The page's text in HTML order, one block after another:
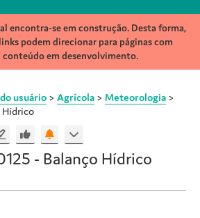
encontra-se em construção. Desta forma,
podem direcionar para páginas com
conteúdo em desenvolvimento.
usuário > Agrícola > Meteorologia >
Hídrico
- Balanço Hídrico